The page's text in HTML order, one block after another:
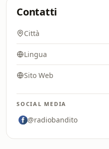
Contatti
Città
Lingua
Sito Web
SOCIAL MEDIA
@radiobandito